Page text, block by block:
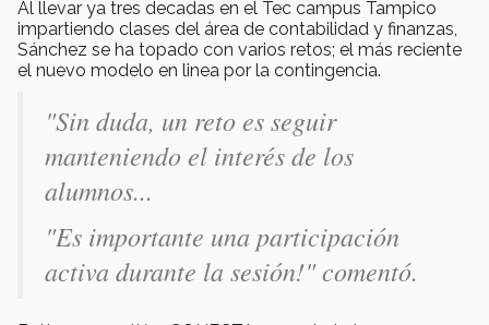
Al llevar ya tres decadas en el Tec campus Tampico
impartiendo clases del área de contabilidad y finanzas,
Sánchez se ha topado con varios retos; el más reciente
el nuevo modelo en linea por la contingencia.
"Sin duda, un reto es seguir
manteniendo el interés de los
alumnos...
"Es importante una participación
activa durante la sesión!" comentó.